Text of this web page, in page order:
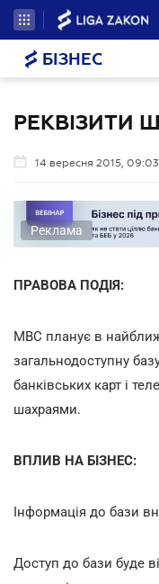
БІЗНЕС
РЕКВІЗИТИ
14 вересня 2015, 09:03
Реклама
ПРАВОВА ПОДІЯ:
МВС планує в
загальнодоступну
банківських карт і
шахраями.
ВПЛИВ НА БІЗНЕС:
Інформація до бази
Доступ до бази буде